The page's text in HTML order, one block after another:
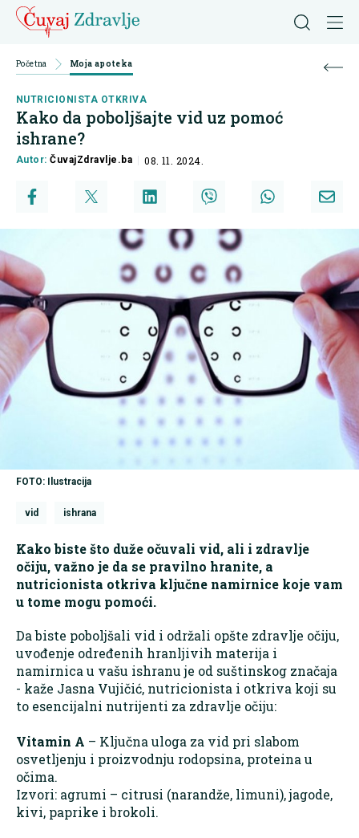
Početna Moja apoteka
NUTRICIONISTA OTKRIVA
Kako da poboljšajte vid uz pomoć
ishrane?
Autor:ČuvajZdravlje.ba 08. 11. 2024.
FOTO: Ilustracija
vid ishrana
Kako biste što duže očuvali vid, ali i zdravlje
očiju, važno je da se pravilno hranite, a
nutricionista otkriva ključne namirnice koje vam
u tome mogu pomoći.
Da biste poboljšali vid i održali opšte zdravlje očiju,
uvođenje određenih hranljivih materija i
namirnica u vašu ishranu je od suštinskog značaja
- kaže Jasna Vujičić, nutricionista i otkriva koji su
to esencijalni nutrijenti za zdravlje očiju:
Vitamin A – Ključna uloga za vid pri slabom
osvetljenju i proizvodnju rodopsina, proteina u
očima.
Izvori: agrumi – citrusi (narandže, limuni), jagode,
kivi, paprike i brokoli.